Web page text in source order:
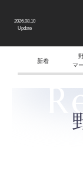
2026.08.10
Update
新着
マ